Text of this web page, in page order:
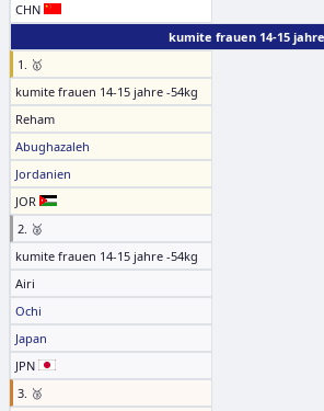
CHN
kumite frauen 14-15
1. 🥇
kumite frauen 14-15 jahre -54kg
Reham
Abughazaleh
Jordanien
JOR
2. 🥈
kumite frauen 14-15 jahre -54kg
Airi
Ochi
Japan
JPN
3. 🥉